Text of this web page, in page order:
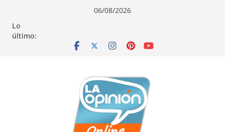
contenido
navegación
contenido
06/08/2026
Lo
último: